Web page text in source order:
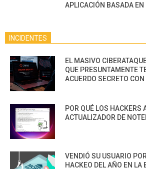
APLICACIÓN BASADA EN
INCIDENTES
EL MASIVO
QUE PRESUNTAMENTE
ACUERDO SECRETO
POR QUÉ LOS HACKERS
ACTUALIZADOR DE
VENDIÓ SU USUARIO
HACKEO DEL AÑO EN LA